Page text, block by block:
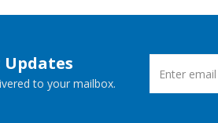
Updates
to your mailbox.